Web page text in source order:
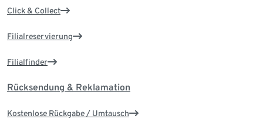
Click & Collect
Filialreservierung
Filialfinder
Rücksendung & Reklamation
Kostenlose Rückgabe / Umtausch